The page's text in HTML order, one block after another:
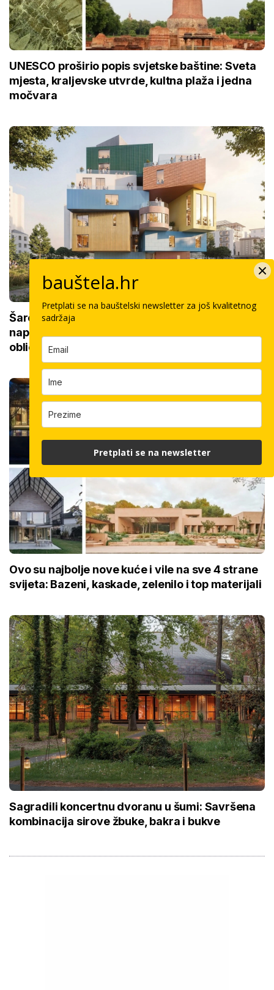
UNESCO proširio popis svjetske baštine: Sveta
mjesta, kraljevske utvrde, kultna plaža i jedna
močvara
Šareno vertikalno selo: Nizozemci za Kineze
napravili zgradu koja pomiče granice, boje i
oblici pršte
Ovo su najbolje nove kuće i vile na sve 4 strane
svijeta: Bazeni, kaskade, zelenilo i top materijali
Sagradili koncertnu dvoranu u šumi: Savršena
kombinacija sirove žbuke, bakra i bukve
bauštela.hr
Pretplati se na bauštelski newsletter za još kvalitetnog
sadržaja
Pretplati se na newsletter